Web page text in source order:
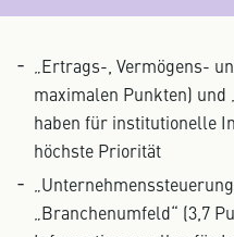
„Ertrags-, Vermögens-
maximalen Punkten) und
haben für institutionelle
höchste Priorität
„Branchenumfeld“ (3,7